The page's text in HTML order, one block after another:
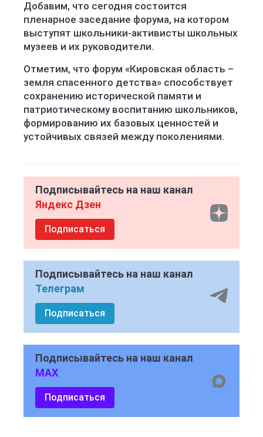
Добавим, что сегодня состоится
пленарное заседание форума, на котором
выступят школьники-активисты школьных
музеев и их руководители.
Отметим, что форум «Кировская область –
земля спасенного детства» способствует
сохранению исторической памяти и
патриотическому воспитанию школьников,
формированию их базовых ценностей и
устойчивых связей между поколениями.
Подписывайтесь на наш канал
Яндекс Дзен
Подписаться
Подписывайтесь на наш канал
Телеграм
Подписаться
Подписывайтесь на наш канал
MAX
Подписаться